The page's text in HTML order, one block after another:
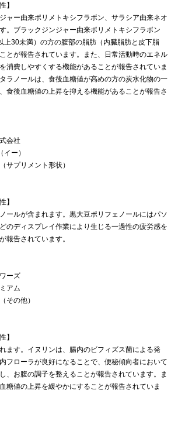
】
ャー由来ポリメトキシフラボン、サラシア由来ネオ
。ブラックジンジャー由来ポリメトキシフラボン
上30未満）の方の腹部の脂肪（内臓脂肪と皮下脂
とが報告されています。また、日常活動時のエネル
消費しやすくする機能があることが報告されていま
ラノールは、食後血糖値が高めの方の炭水化物の一
食後血糖値の上昇を抑える機能があることが報告さ
会社
ー）
サプリメント形状）
】
ールが含まれます。黒大豆ポリフェノールにはパソ
のディスプレイ作業により生じる一過性の疲労感を
報告されています。
ーズ
アム
その他）
】
ます。イヌリンは、腸内のビフィズス菌による発
フローラが良好になることで、便秘傾向者において
、お腹の調子を整えることが報告されています。ま
糖値の上昇を緩やかにすることが報告されていま